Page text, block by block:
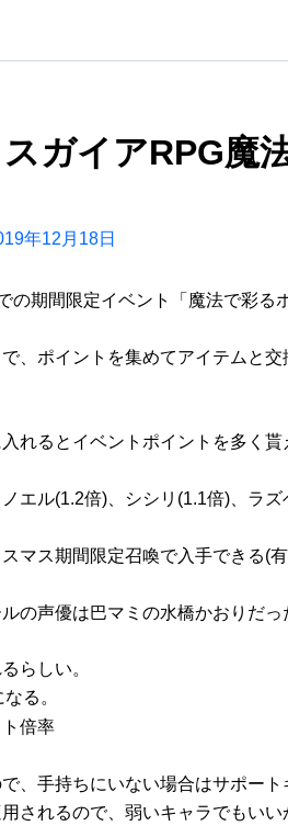
ガイアRPG魔
年12月18日
の期間限定イベント「魔法で彩る
、ポイントを集めてアイテムと
れるとイベントポイントを多く貰
エル(1.2倍)、シシリ(1.1倍)、ラ
マス期間限定召喚で入手できる(
の声優は巴マミの水橋かおりだ
らしい。
る。
、手持ちにいない場合はサポート
されるので、弱いキャラでもいい